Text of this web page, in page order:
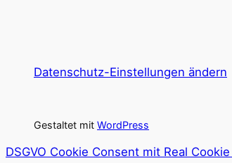
Datenschutz-Einstellungen ändern
Gestaltet mit WordPress
DSGVO Cookie Consent mit Real